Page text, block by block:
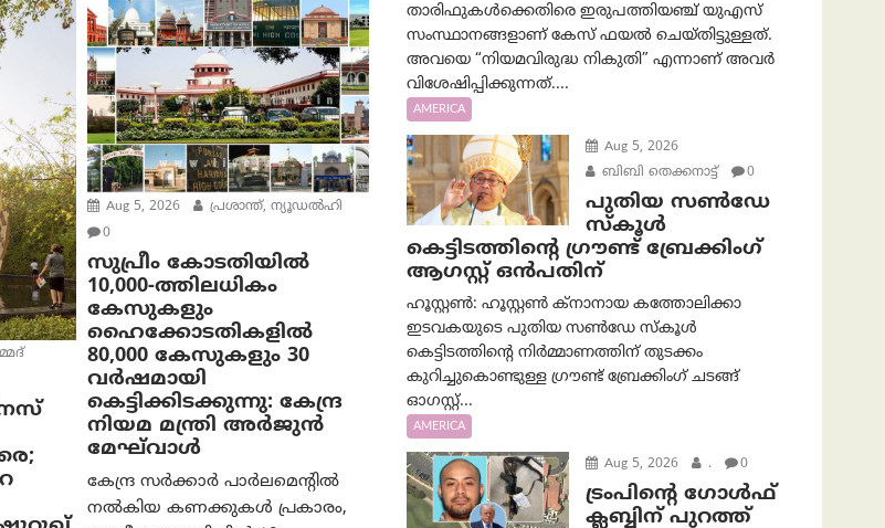
Aug 5, 2026
പ്രശാന്ത്, ന്യൂഡല്‍ഹി
0
സുപ്രീം കോടതിയിൽ
10,000-ത്തിലധികം
കേസുകളും
ഹൈക്കോടതികളിൽ
80,000 കേസുകളും 30
വർഷമായി
കെട്ടിക്കിടക്കുന്നു: കേന്ദ്ര
നിയമ മന്ത്രി അര്‍ജുന്‍
മേഘ്‌വാള്‍
കേന്ദ്ര സർക്കാർ പാർലമെന്റിൽ
നൽകിയ കണക്കുകൾ പ്രകാരം,
താരിഫുകൾക്കെതിരെ ഇരുപത്തിയഞ്ച് യുഎസ്
സംസ്ഥാനങ്ങളാണ് കേസ് ഫയൽ ചെയ്തിട്ടുള്ളത്.
അവയെ “നിയമവിരുദ്ധ നികുതി” എന്നാണ് അവര്‍
വിശേഷിപ്പിക്കുന്നത്....
AMERICA
Aug 5, 2026
ബിബി തെക്കനാട്ട്
0
പുതിയ സൺഡേ
സ്കൂൾ
കെട്ടിടത്തിന്റെ ഗ്രൗണ്ട് ബ്രേക്കിംഗ്
ആഗസ്റ്റ് ഒൻപതിന്
ഹൂസ്റ്റൺ: ഹൂസ്റ്റൺ ക്നാനായ കത്തോലിക്കാ
ഇടവകയുടെ പുതിയ സൺഡേ സ്കൂൾ
കെട്ടിടത്തിന്റെ നിർമ്മാണത്തിന് തുടക്കം
കുറിച്ചുകൊണ്ടുള്ള ഗ്രൗണ്ട് ബ്രേക്കിംഗ് ചടങ്ങ്
ഓഗസ്റ്റ്...
AMERICA
Aug 5, 2026 . 0
ട്രംപിന്റെ ഗോൾഫ്
ക്ലബ്ബിന് പുറത്ത്